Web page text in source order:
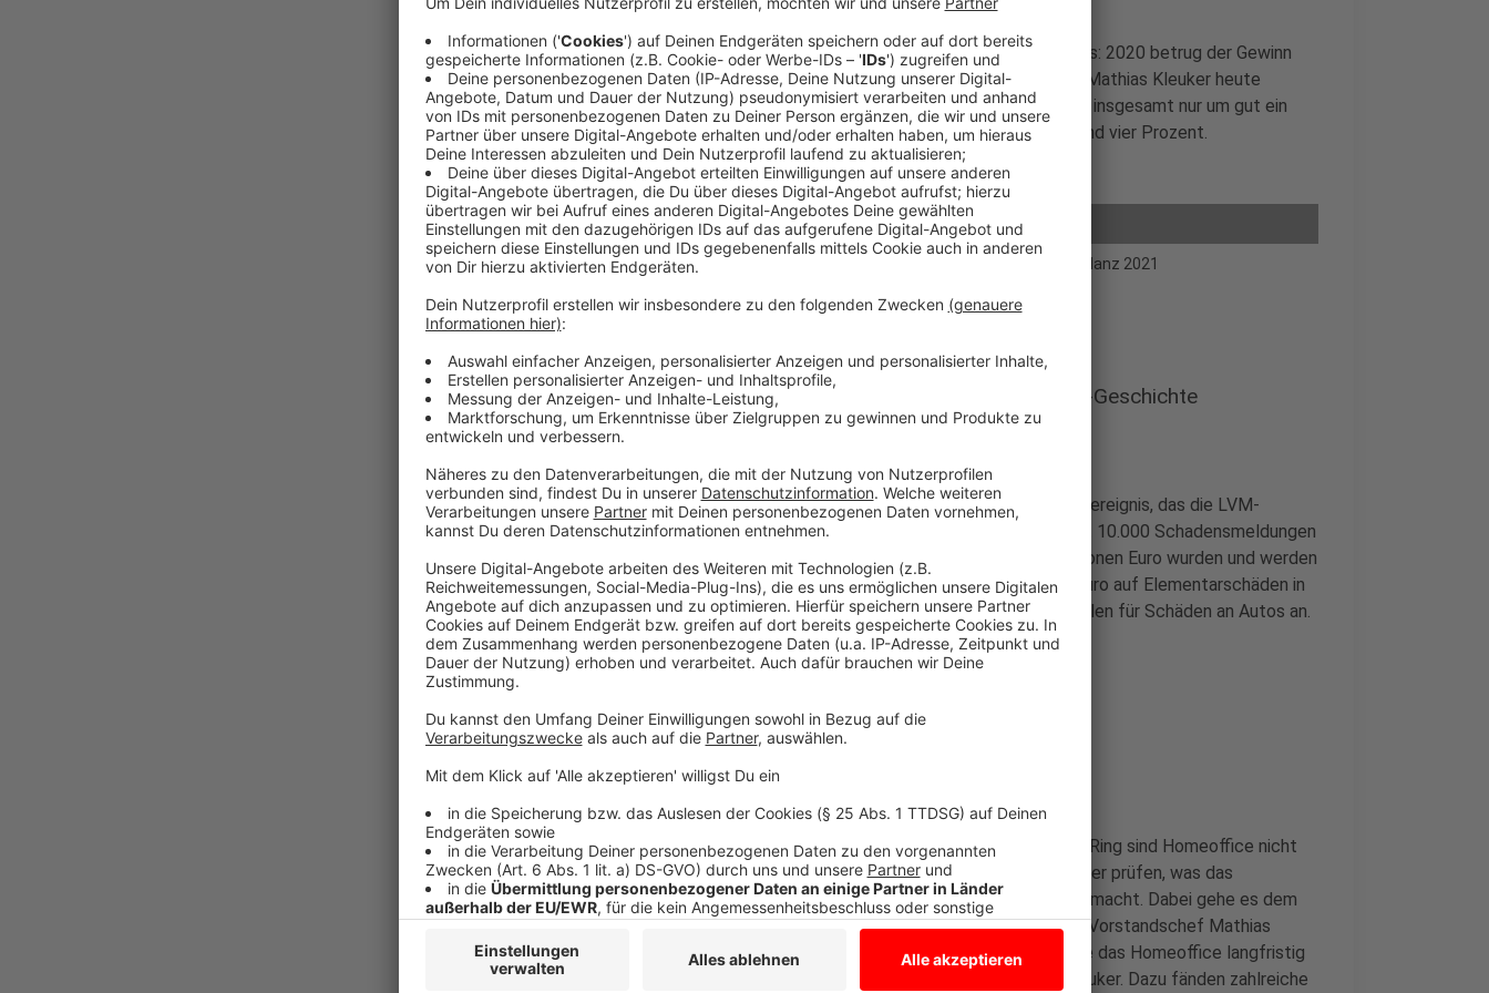
Das Jahresergebnis liegt rund 50 Millionen über dem des Vorjahres: 2020 betrug der Gewinn
rund 140 Millionen Euro. Die Ergebnisse gab LVM-Vorstandschef Mathias Kleuker heute
bekannt. Während der Gesamtverband der deutschen Versicherer insgesamt nur um gut ein
Prozent zulegte, lag das Beitragswachstum der LVM bei annähernd vier Prozent.
Anzeige
©LVM-Versicherung
LVM-Vorstandschef Mathias Kleuker bei der Vorstellung der Jahresbilanz 2021
Anzeige
Flutkatastrophe größtes Schadensereignis in der LVM-Geschichte
Anzeige
Die Flutkatastrophe vor allem im Ahrtal war das größte Schadensereignis, das die LVM-
Mitarbeiterinnen und Mitarbeiter jemals bearbeiten mussten. Fast 10.000 Schadensmeldungen
sind beim Versicherer am Kolde-Ring eingegangen. Rund 290 Millionen Euro wurden und werden
noch an Kunden ausbezahlt. Davon entfielen rund 270 Millionen Euro auf Elementarschäden in
der Wohngebäude- und Hausratversicherung. 18 Millionen Euro fielen für Schäden an Autos an.
Anzeige
Homeoffice bei der LVM wird überprüft
Anzeige
Die rund 4.000 Beschäftigten in der LVM-Versicherung am Kolde-Ring sind Homeoffice nicht
erst seit Corona gewohnt. Jetzt will der Versicherungskonzern aber prüfen, was das
Homeoffice langfristig mit den Mitarbeiterinnen und Mitarbeitern macht. Dabei gehe es dem
Unternehmen aber nicht darum, Büromieten einzusparen, so LVM-Vorstandschef Mathias
Kleuker im ANTENNE MÜNSTER-Interview. Wir wollen wissen, wie das Homeoffice langfristig
funktioniert und was es mit unseren Beschäftigten macht, so Kleuker. Dazu fänden zahlreiche